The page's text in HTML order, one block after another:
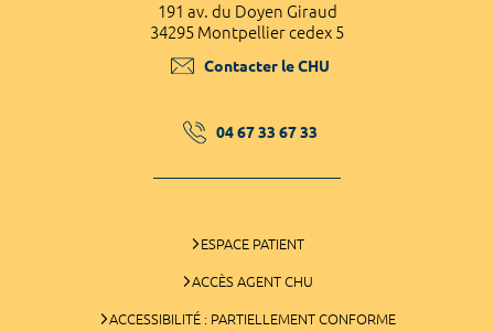
191 av. du Doyen Giraud
34295 Montpellier cedex 5
Contacter le CHU
04 67 33 67 33
ESPACE PATIENT
ACCÈS AGENT CHU
ACCESSIBILITÉ : PARTIELLEMENT CONFORME